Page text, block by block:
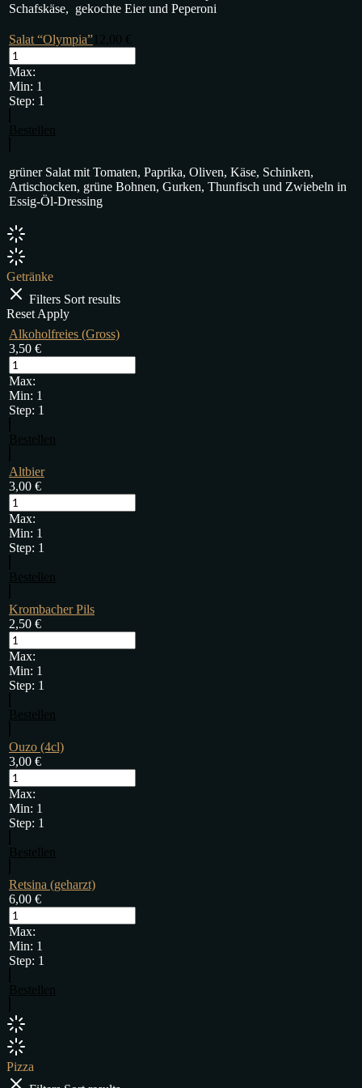
Schafskäse, gekochte Eier und Peperoni
Salat “Olympia”
Max:
Min: 1
Step: 1
grüner Salat mit Tomaten, Paprika, Oliven, Käse, Schinken,
Artischocken, grüne Bohnen, Gurken, Thunfisch und Zwiebeln in
Essig-Öl-Dressing
Getränke
Filters Sort results
Reset Apply
Alkoholfreies (Gross)
3,50 €
Max:
Min: 1
Step: 1
Altbier
3,00 €
Max:
Min: 1
Step: 1
Krombacher Pils
2,50 €
Max:
Min: 1
Step: 1
Ouzo (4cl)
3,00 €
Max:
Min: 1
Step: 1
Retsina (geharzt)
6,00 €
Max:
Min: 1
Step: 1
Pizza